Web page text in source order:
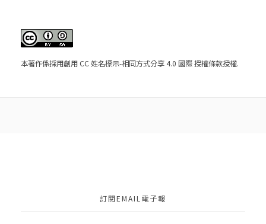
本著作係採用創用 CC 姓名標示-相同方式分享 4.0 國際 授權條款授權.
訂閱EMAIL電子報